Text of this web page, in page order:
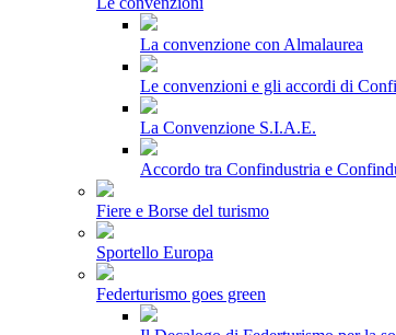
La convenzione con Almalaurea
Le convenzioni e gli accordi di
La Convenzione S.I.A.E.
Accordo tra Confindustria e
Fiere e Borse del turismo
Sportello Europa
Federturismo goes green